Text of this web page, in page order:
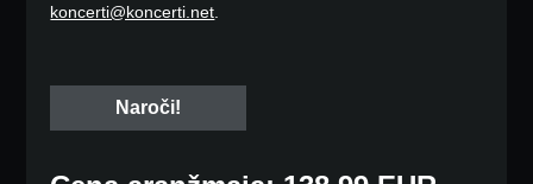
koncerti@koncerti.net.